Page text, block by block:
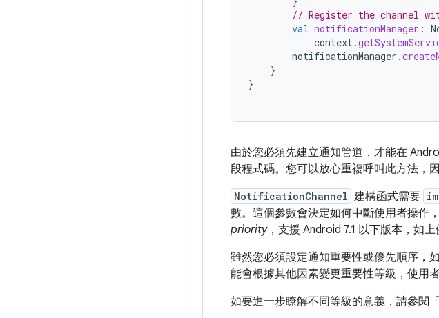
// Register the channel
val notificationManager :
context.
notificationManager .
}
}
由於您必須先建立通知管道，才能在
段程式碼。您可以放心重複呼叫此方法，
NotificationChannel 建構函式需要
數。這個參數會決定如何中斷使用者操作
priority，支援 Android 7.1 以下版本，如上
雖然您必須設定通知重要性或優先順序，
能會根據其他因素變更重要性等級，使用
如要進一步瞭解不同等級的意義，請參閱「